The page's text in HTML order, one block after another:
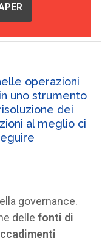
operazioni
uno strumento
dei
al meglio ci
governance.
dellefonti di